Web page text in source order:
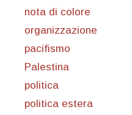
nota di colore
organizzazione
pacifismo
Palestina
politica
politica estera